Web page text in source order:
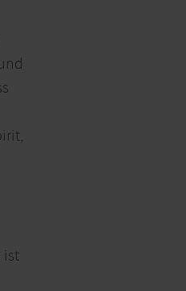
ist